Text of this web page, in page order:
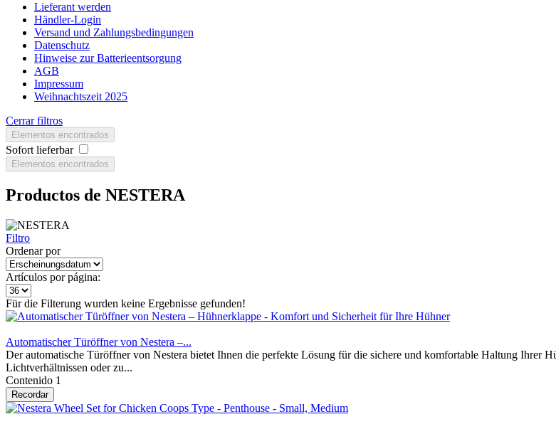
Lieferant werden
Händler-Login
Versand und Zahlungsbedingungen
Datenschutz
Hinweise zur Batterieentsorgung
AGB
Impressum
Weihnachtszeit 2025
Cerrar filtros
Elementos encontrados
Sofort lieferbar
Elementos encontrados
Productos de NESTERA
Filtro
Ordenar por
Artículos por página:
Für die Filterung wurden keine Ergebnisse gefunden!
Automatischer Türöffner von Nestera –...
Der automatische Türöffner von Nestera bietet Ihnen die perfekte Lösung für die sichere und komfortable Haltung Ihrer
Lichtverhältnissen oder zu...
Contenido 1
Recordar